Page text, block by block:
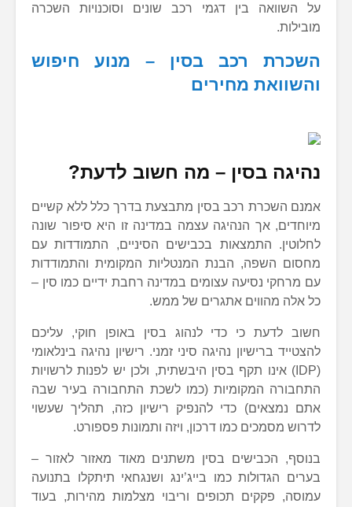
על השוואה בין דגמי רכב שונים וסוכנויות השכרה
מובילות.
השכרת רכב בסין – מנוע חיפוש
והשוואת מחירים
נהיגה בסין – מה חשוב לדעת?
אמנם השכרת רכב בסין מתבצעת בדרך כלל ללא קשיים
מיוחדים, אך הנהיגה עצמה במדינה זו היא סיפור שונה
לחלוטין. התמצאות בכבישים הסיניים, התמודדות עם
מחסום השפה, הבנת המנטליות המקומית והתמודדות
עם מרחקי נסיעה עצומים במדינה רחבת ידיים כמו סין –
כל אלה מהווים אתגרים של ממש.
חשוב לדעת כי כדי לנהוג בסין באופן חוקי, עליכם
להצטייד ברישיון נהיגה סיני זמני. רישיון נהיגה בינלאומי
(IDP) אינו תקף בסין היבשתית, ולכן יש לפנות לרשויות
התחבורה המקומיות (כמו לשכת התחבורה בעיר שבה
אתם נמצאים) כדי להנפיק רישיון כזה, תהליך שעשוי
לדרוש מסמכים כמו דרכון, ויזה ותמונות פספורט.
בנוסף, הכבישים בסין משתנים מאוד מאזור לאזור –
בערים הגדולות כמו בייג’ינג ושנגחאי תיתקלו בתנועה
עמוסה, פקקים תכופים וריבוי מצלמות מהירות, בעוד